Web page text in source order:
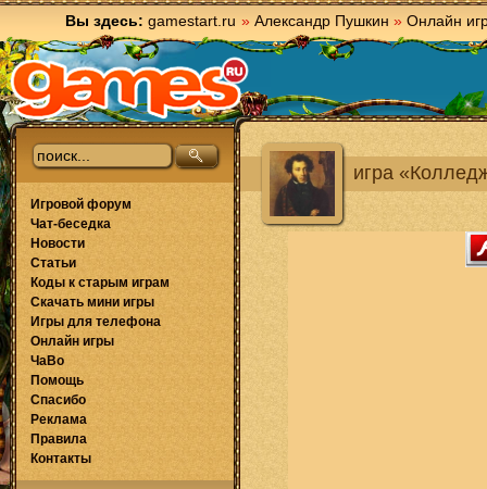
Вы здесь: gamestart.ru » Александр Пушкин » Онлайн
игра
Игровой форум
Чат-беседка
Новости
Статьи
Коды к старым играм
Скачать мини игры
Игры для телефона
Онлайн игры
ЧаВо
Помощь
Спасибо
Реклама
Правила
Контакты